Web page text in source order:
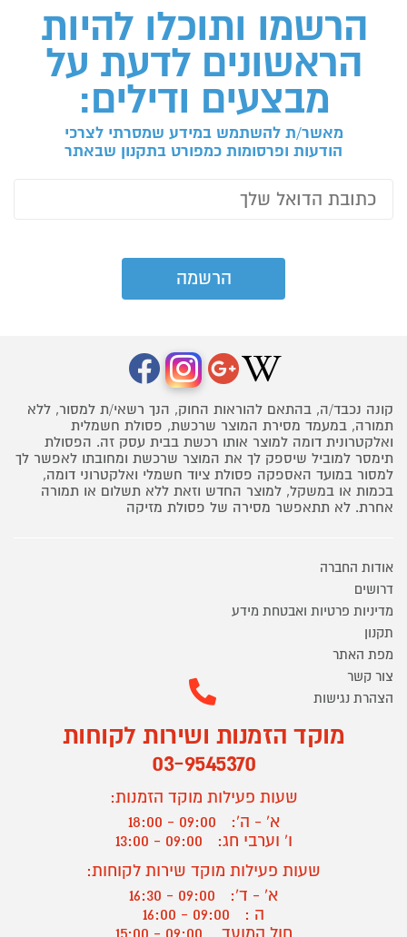
הרשמו ותוכלו להיות
הראשונים לדעת על
מבצעים ודילים:
מאשר/ת להשתמש במידע שמסרתי לצרכי
הודעות ופרסומות כמפורט בתקנון שבאתר
קונה נכבד/ה, בהתאם להוראות החוק, הנך רשאי/ת למסור, ללא
תמורה, במעמד מסירת המוצר שרכשת, פסולת חשמלית
ואלקטרונית דומה למוצר אותו רכשת בבית עסק זה. הפסולת
תימסר למוביל שיספק לך את המוצר שרכשת ומחובתו לאפשר לך
למסור במועד האספקה פסולת ציוד חשמלי ואלקטרוני דומה,
בכמות או במשקל, למוצר החדש וזאת ללא תשלום או תמורה
אחרת. לא תתאפשר מסירה של פסולת מזיקה
אודות החברה
דרושים
מדיניות פרטיות ואבטחת מידע
תקנון
מפת האתר
צור קשר
הצהרת נגישות
מוקד הזמנות ושירות לקוחות
03-9545370
שעות פעילות מוקד הזמנות:
א' - ה':
09:00 - 18:00
ו' וערבי חג:
09:00 - 13:00
שעות פעילות מוקד שירות לקוחות:
א' - ד':
09:00 - 16:30
ה :
09:00 - 16:00